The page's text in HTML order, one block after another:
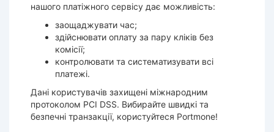
нашого платіжного сервісу дає можливість:
заощаджувати час;
здійснювати оплату за пару кліків без
комісії;
контролювати та систематизувати всі
платежі.
Дані користувачів захищені міжнародним
протоколом PCI DSS. Вибирайте швидкі та
безпечні транзакції, користуйтеся Portmone!